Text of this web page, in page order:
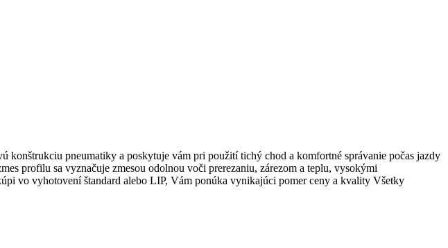
konštrukciu pneumatiky a poskytuje vám pri použití tichý chod a komfortné správanie počas jazdy
profilu sa vyznačuje zmesou odolnou voči prerezaniu, zárezom a teplu, vysokými
vo vyhotovení štandard alebo LIP, Vám ponúka vynikajúci pomer ceny a kvality Všetky